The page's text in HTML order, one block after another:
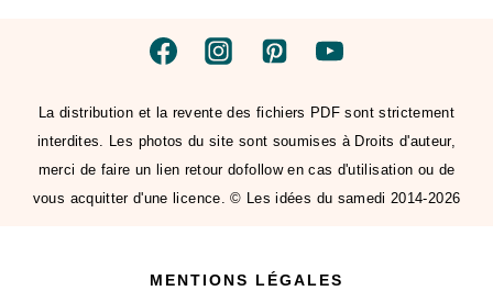
La distribution et la revente des fichiers PDF sont strictement
interdites. Les photos du site sont soumises à Droits d'auteur,
merci de faire un lien retour dofollow en cas d'utilisation ou de
vous acquitter d'une licence. © Les idées du samedi 2014-2026
MENTIONS LÉGALES